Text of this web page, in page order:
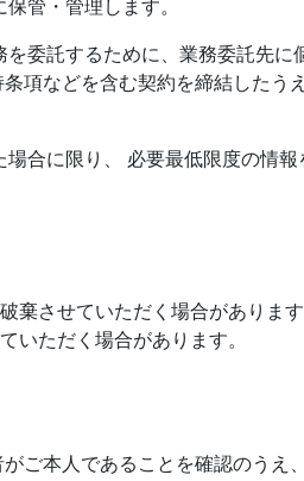
管・管理します。
委託するために、業務委託先に
項などを含む契約を締結したう
合に限り、 必要最低限度の情
棄させていただく場合がありま
ただく場合があります。
ご本人であることを確認のうえ